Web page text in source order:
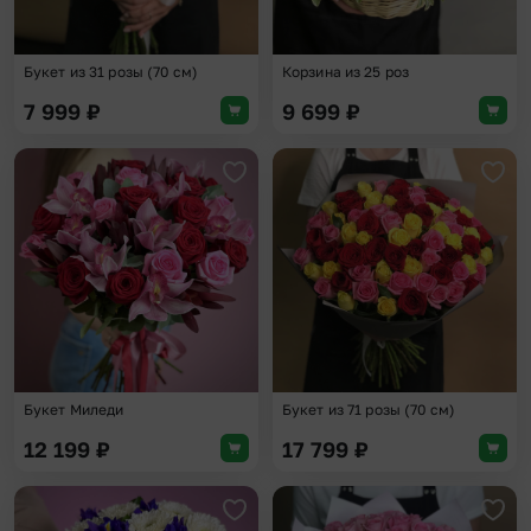
Букет из 31 розы (70 см)
7 999 ₽
Корзина из 25 роз
9 699 ₽
Добавить в избранное
Букет Миледи
12 199 ₽
Букет из 71 розы (70 см)
17 799 ₽